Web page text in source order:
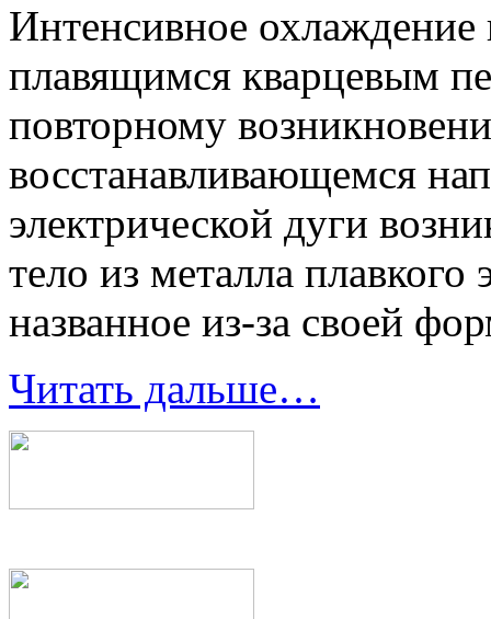
Интенсивное охлаждение
плавящимся кварцевым
повторному
восстанавливающемся
электрической дуги
тело из металла
названное из-за своей
Читать дальше…